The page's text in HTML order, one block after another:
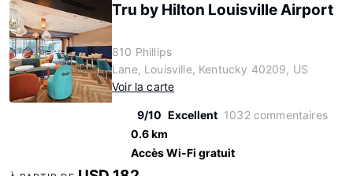
Tru by Hilton Louisville Airport
810 Phillips
Lane, Louisville, Kentucky 40209, US
Voir la carte
9/10 Excellent 1032 commentaires
0.6 km
Accès Wi-Fi gratuit